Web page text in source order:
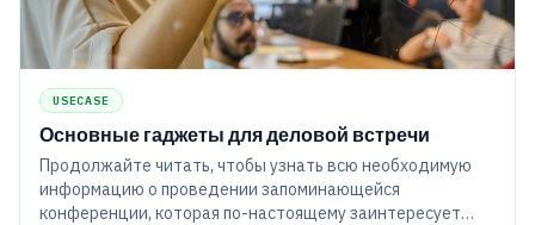
USECASE
Основные гаджеты для деловой встречи
Продолжайте читать, чтобы узнать всю необходимую
информацию о проведении запоминающейся
конференции, которая по-настоящему заинтересует